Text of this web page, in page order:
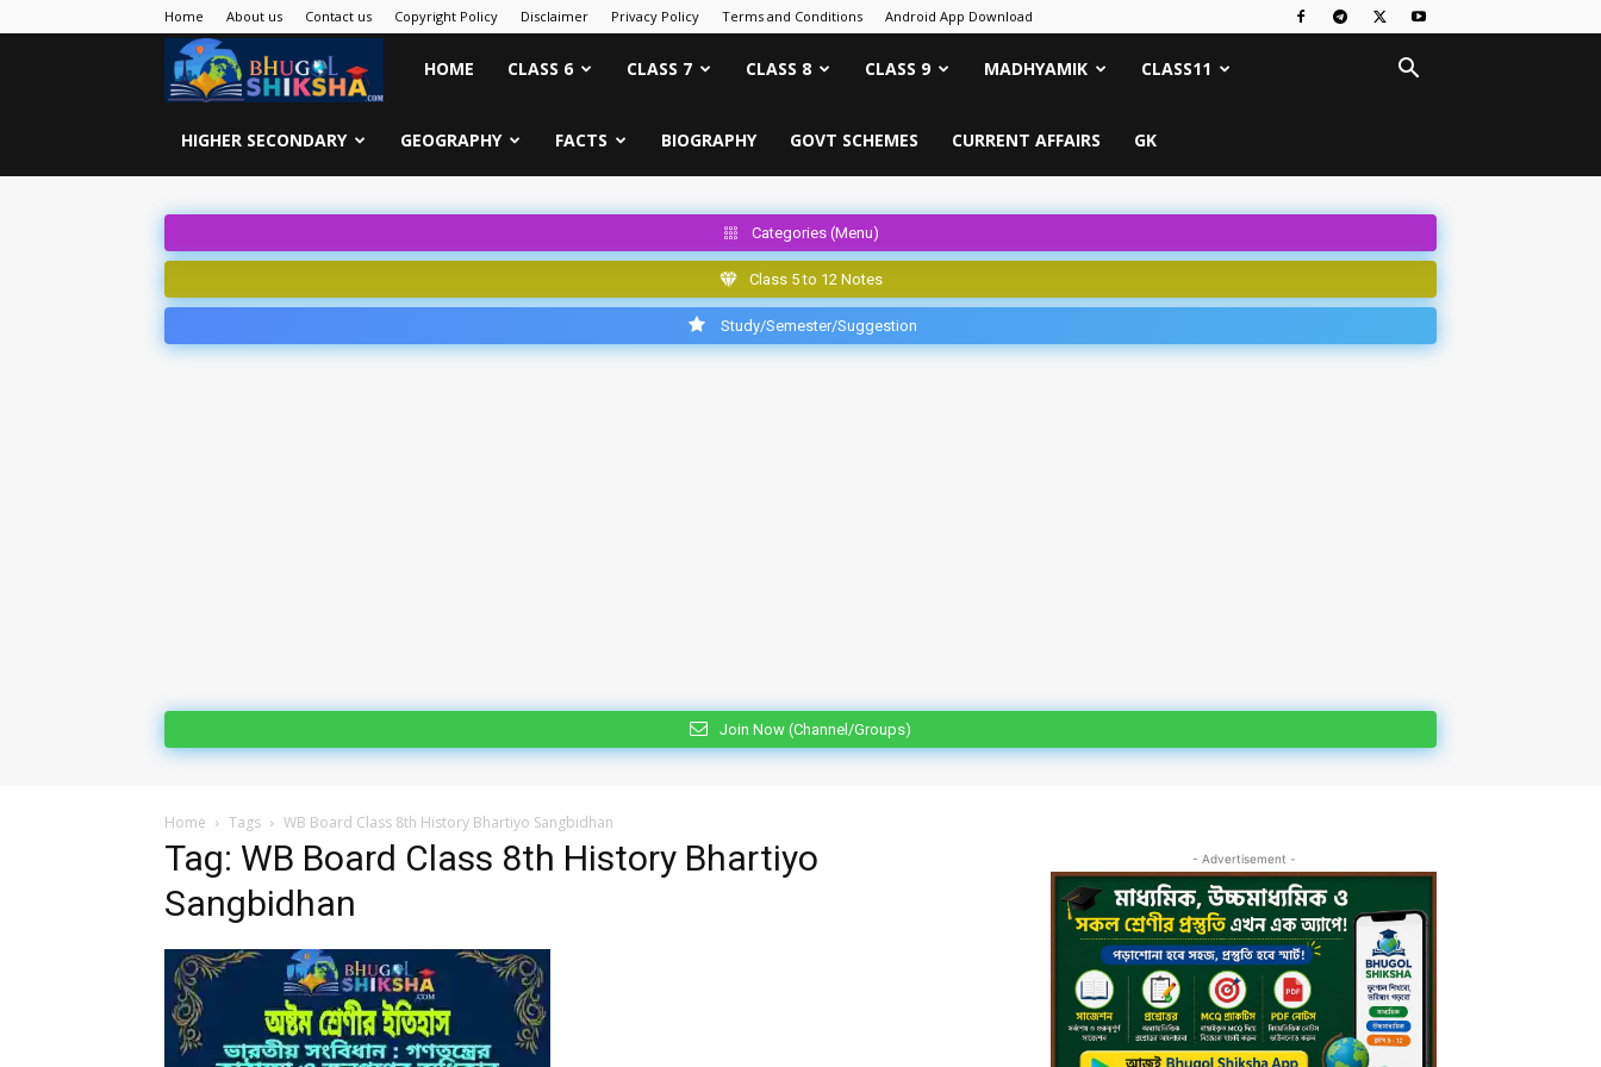
Home About us Contact us Copyright Policy Disclaimer Privacy Policy Terms and Conditions Android App Download
Bhugol
Shiksha
HOME CLASS 6 CLASS 7 CLASS 8 CLASS 9 MADHYAMIK CLASS11
HIGHER SECONDARY GEOGRAPHY FACTS BIOGRAPHY GOVT SCHEMES CURRENT AFFAIRS GK
Categories (Menu)
Class 5 to 12 Notes
Study/Semester/Suggestion
Join Now (Channel/Groups)
Home Tags WB Board Class 8th History Bhartiyo Sangbidhan
Tag: WB Board Class 8th History Bhartiyo
Sangbidhan
- Advertisement -